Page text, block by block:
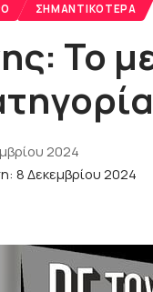
ΣΗΜΑΝΤΙΚΌΤΕΡΑ
Το
8 Δεκεμβρίου 2024
2024